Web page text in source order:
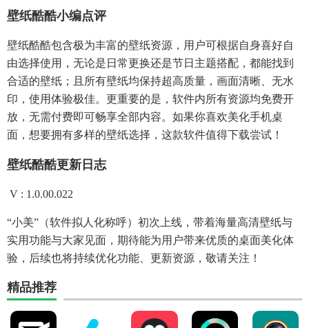
壁纸酷酷小编点评​
壁纸酷酷包含极为丰富的壁纸资源，用户可根据自身喜好自
由选择使用，无论是日常更换还是节日主题搭配，都能找到
合适的壁纸；且所有壁纸均保持超高质量，画面清晰、无水
印，使用体验极佳。更重要的是，软件内所有资源均免费开
放，无需付费即可畅享全部内容。如果你喜欢美化手机桌
面，想要拥有多样的壁纸选择，这款软件值得下载尝试！​
壁纸酷酷更新日志
V : 1.0.00.022​
“小美”（软件拟人化称呼）初次上线，带着海量高清壁纸与
实用功能与大家见面，期待能为用户带来优质的桌面美化体
验，后续也将持续优化功能、更新资源，敬请关注！​
精品推荐